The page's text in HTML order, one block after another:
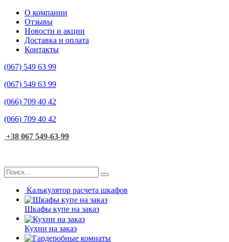
О компании
Отзывы
Новости и акции
Доставка и оплата
Контакты
(067) 549 63 99
(067) 549 63 99
(066) 709 40 42
(066) 709 40 42
+38 067 549-63-99
Калькулятор расчета шкафов
Шкафы купе на заказ
Кухни на заказ